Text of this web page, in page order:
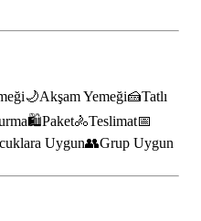
🌙Akşam Yemeği🍰Tatlı
🛍️Paket🚴Teslimat📅
Uygun👥Grup Uygun